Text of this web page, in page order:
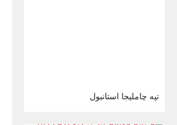
تپه چاملیجا استانبول